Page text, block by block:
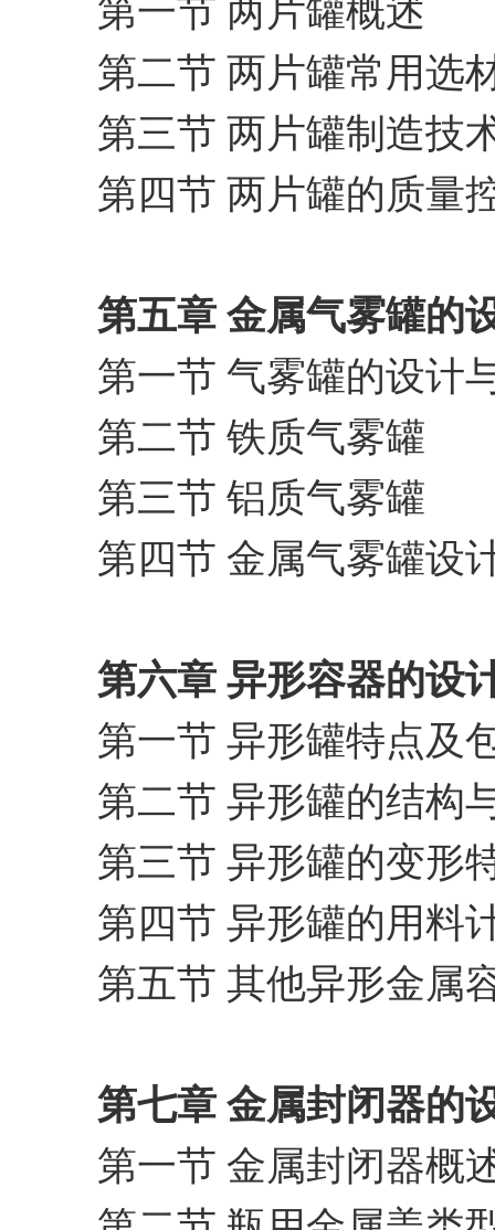
第一节 两片罐概述
第二节 两片罐常用选
第三节 两片罐制造技
第四节 两片罐的质量
第五章 金属气雾罐的
第一节 气雾罐的设计
第二节 铁质气雾罐
第三节 铝质气雾罐
第四节 金属气雾罐设
第六章 异形容器的设
第一节 异形罐特点及
第二节 异形罐的结构
第三节 异形罐的变形
第四节 异形罐的用料
第五节 其他异形金属
第七章 金属封闭器的
第一节 金属封闭器概